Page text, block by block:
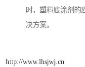
时，塑料底涂剂的
决方案。
http://www.lhsjwj.cn